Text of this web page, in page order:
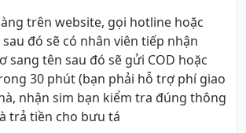
trên website, gọi hotline hoặc
sau đó sẽ có nhân viên tiếp nhận
sang tên sau đó sẽ gửi COD hoặc
30 phút (bạn phải hỗ trợ phí giao
nhận sim bạn kiểm tra đúng thông
trả tiền cho bưu tá